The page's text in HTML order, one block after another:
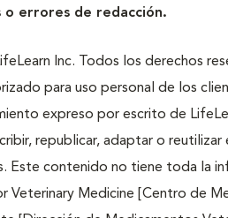
o errores de redacción.
Inc. Todos los derechos
para uso personal de los
expreso por escrito de
republicar, adaptar o
Este contenido no tiene toda la
Veterinary Medicine [Centro de